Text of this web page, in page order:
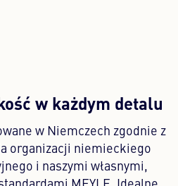
w każdym detalu
w Niemczech zgodnie z
organizacji niemieckiego
i naszymi własnymi,